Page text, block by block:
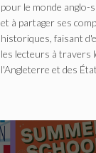
pour le monde anglo-
et à partager ses
historiques, faisant
les lecteurs à travers
l'Angleterre et des